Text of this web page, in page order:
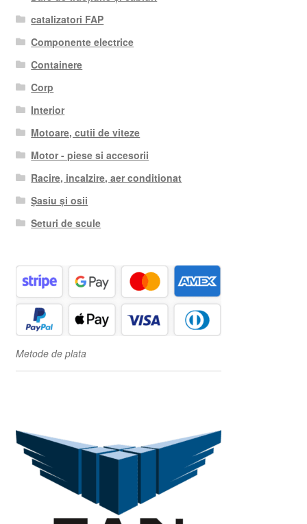
catalizatori FAP
Componente electrice
Containere
Corp
Interior
Motoare, cutii de viteze
Motor - piese si accesorii
Racire, incalzire, aer conditionat
Șasiu și osii
Seturi de scule
Metode de plata